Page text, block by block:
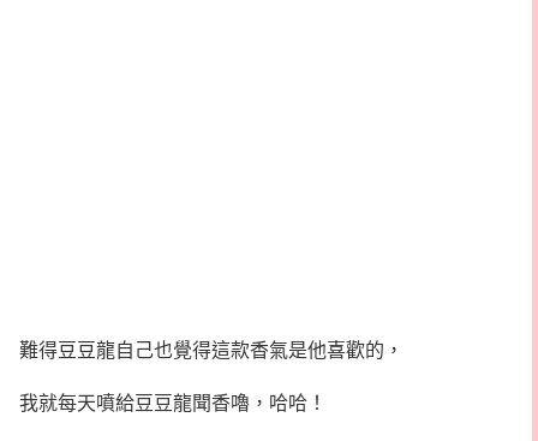
難得豆豆龍自己也覺得這款香氣是他喜歡的，
我就每天噴給豆豆龍聞香嚕，哈哈！